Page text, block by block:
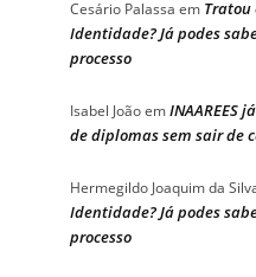
Cesário Palassa em Tratou
Identidade? Já podes
processo
Isabel JoãoemINAAREES
de diplomas sem sair de
Hermegildo Joaquim da
Identidade? Já podes
processo